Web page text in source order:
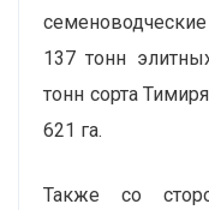
137 тонн
тонн сорта
621 га.
Также со